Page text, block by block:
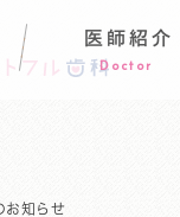
医師紹介
Doctor
お知らせ